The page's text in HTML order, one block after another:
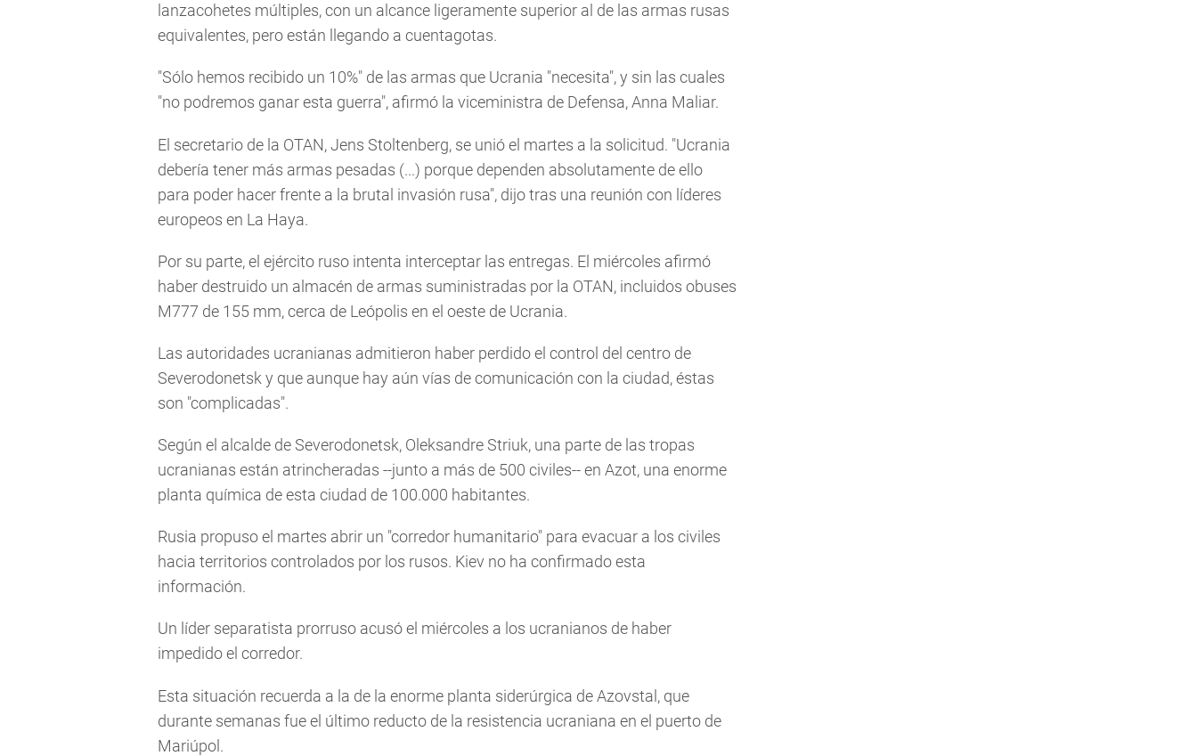
lanzacohetes múltiples, con un alcance ligeramente superior al de las armas rusas
equivalentes, pero están llegando a cuentagotas.
"Sólo hemos recibido un 10%" de las armas que Ucrania "necesita", y sin las cuales
"no podremos ganar esta guerra", afirmó la viceministra de Defensa, Anna Maliar.
El secretario de la OTAN, Jens Stoltenberg, se unió el martes a la solicitud. "Ucrania
debería tener más armas pesadas (...) porque dependen absolutamente de ello
para poder hacer frente a la brutal invasión rusa", dijo tras una reunión con líderes
europeos en La Haya.
Por su parte, el ejército ruso intenta interceptar las entregas. El miércoles afirmó
haber destruido un almacén de armas suministradas por la OTAN, incluidos obuses
M777 de 155 mm, cerca de Leópolis en el oeste de Ucrania.
Las autoridades ucranianas admitieron haber perdido el control del centro de
Severodonetsk y que aunque hay aún vías de comunicación con la ciudad, éstas
son "complicadas".
Según el alcalde de Severodonetsk, Oleksandre Striuk, una parte de las tropas
ucranianas están atrincheradas --junto a más de 500 civiles-- en Azot, una enorme
planta química de esta ciudad de 100.000 habitantes.
Rusia propuso el martes abrir un "corredor humanitario" para evacuar a los civiles
hacia territorios controlados por los rusos. Kiev no ha confirmado esta
información.
Un líder separatista prorruso acusó el miércoles a los ucranianos de haber
impedido el corredor.
Esta situación recuerda a la de la enorme planta siderúrgica de Azovstal, que
durante semanas fue el último reducto de la resistencia ucraniana en el puerto de
Mariúpol.